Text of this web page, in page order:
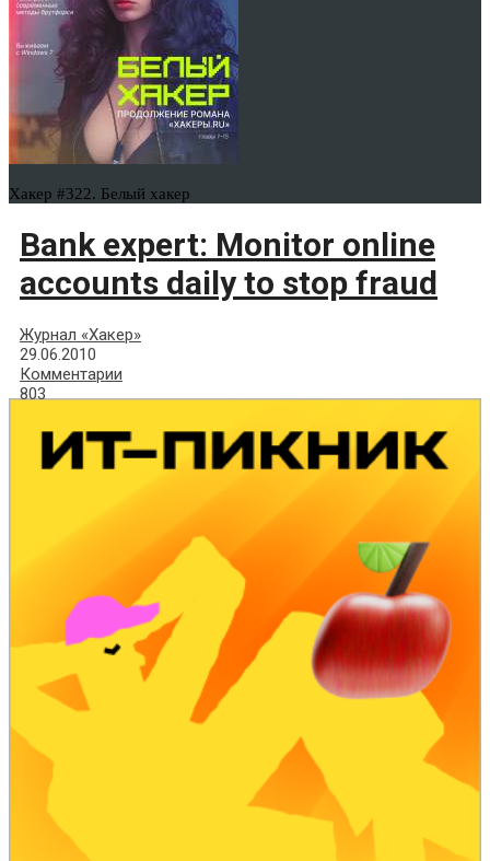
Хакер #322. Белый хакер
Bank expert: Monitor online
accounts daily to stop fraud
Журнал «Хакер»
29.06.2010
Комментарии
803